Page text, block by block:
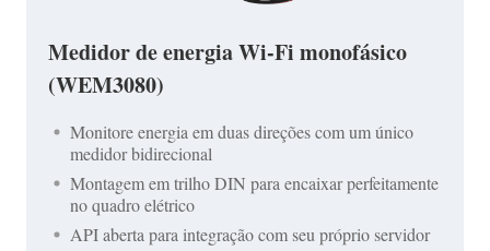
Medidor de energia Wi-Fi monofásico
(WEM3080)
Monitore energia em duas direções com um único
medidor bidirecional
Montagem em trilho DIN para encaixar perfeitamente
no quadro elétrico
API aberta para integração com seu próprio servidor